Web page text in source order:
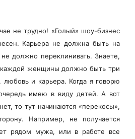
не трудно! «Голый» шоу-бизнес
Карьера не должна быть на
должно переклинивать. Знаете,
каждой женщины должно быть три
любовь и карьера. Когда я говорю
имею в виду детей. А вот
то тут начинаются «перекосы»,
Например, не получается
рядом мужа, или в работе все